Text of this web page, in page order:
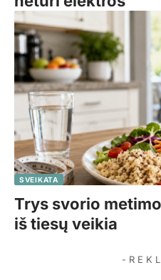
SVEIKATA
Trys svorio
iš tiesų veikia
- R E K